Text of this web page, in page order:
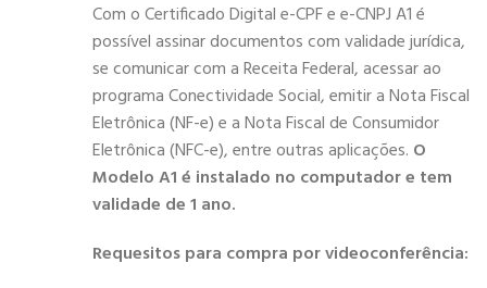
Com o Certificado Digital e-CPF e e-CNPJ A1 é
possível assinar documentos com validade jurídica,
se comunicar com a Receita Federal, acessar ao
programa Conectividade Social, emitir a Nota Fiscal
Eletrônica (NF-e) e a Nota Fiscal de Consumidor
Eletrônica (NFC-e), entre outras aplicações. O
Modelo A1 é instalado no computador e tem
validade de 1 ano.
Requesitos para compra por videoconferência: